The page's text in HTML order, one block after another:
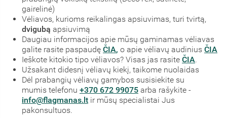
gairelinė)
Vėliavos, kurioms reikalingas apsiuvimas, turi tvirtą,
dvigubą apsiuvimą
Daugiau informacijos apie mūsų gaminamas vėliavas
galite rasite paspaudę ČIA, o apie vėliavų audinius ČIA
Ieškote kitokio tipo vėliavos? Visas jas rasite ČIA.
Užsakant didesnį vėliavų kiekį, taikome nuolaidas
Dėl prabangių vėliavų gamybos susisiekite su
mumis telefonu +370 672 99075 arba rašykite -
info@flagmanas.lt ir mūsų specialistai Jus
pakonsultuos.